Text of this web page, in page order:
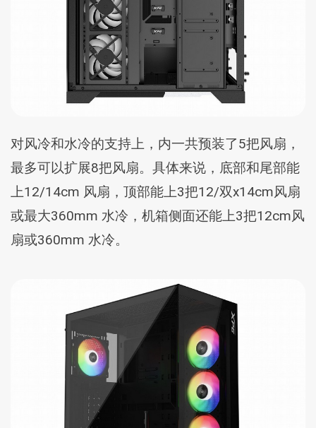
对风冷和水冷的支持上，内一共预装了5把风扇，
最多可以扩展8把风扇。具体来说，底部和尾部能
上12/14cm 风扇，顶部能上3把12/双x14cm风扇
或最大360mm 水冷，机箱侧面还能上3把12cm风
扇或360mm 水冷。